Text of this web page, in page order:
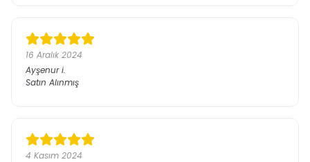
16 Aralık 2024
Ayşenur i.
Satın Alınmış
4 Kasım 2024